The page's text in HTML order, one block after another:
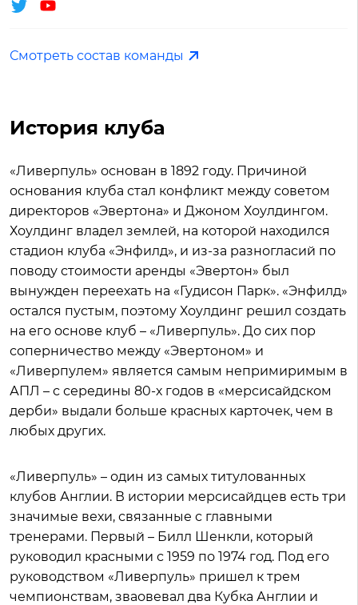
Смотреть состав команды
История клуба
«Ливерпуль» основан в 1892 году. Причиной
основания клуба стал конфликт между советом
директоров «Эвертона» и Джоном Хоулдингом.
Хоулдинг владел землей, на которой находился
стадион клуба «Энфилд», и из-за разногласий по
поводу стоимости аренды «Эвертон» был
вынужден переехать на «Гудисон Парк». «Энфилд»
остался пустым, поэтому Хоулдинг решил создать
на его основе клуб – «Ливерпуль». До сих пор
соперничество между «Эвертоном» и
«Ливерпулем» является самым непримиримым в
АПЛ – с середины 80-х годов в «мерсисайдском
дерби» выдали больше красных карточек, чем в
любых других.
«Ливерпуль» – один из самых титулованных
клубов Англии. В истории мерсисайдцев есть три
значимые вехи, связанные с главными
тренерами. Первый – Билл Шенкли, который
руководил красными с 1959 по 1974 год. Под его
руководством «Ливерпуль» пришел к трем
чемпионствам, зваовевал два Кубка Англии и